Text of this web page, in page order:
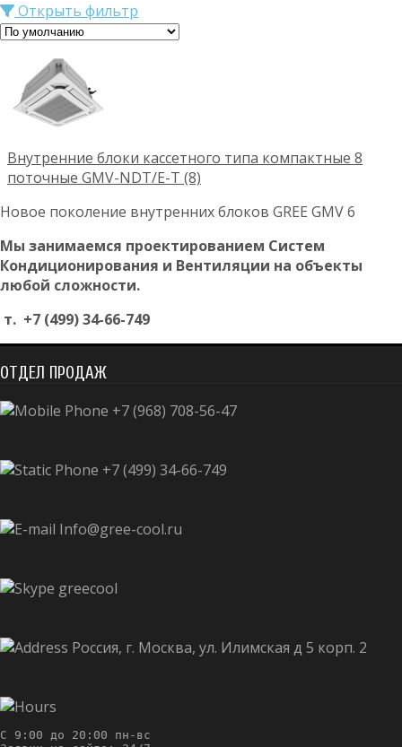
Открыть фильтр
Внутренние блоки кассетного типа компактные 8
поточные GMV-NDT/E-T (8)
Новое поколение внутренних блоков GREE GMV 6
Мы занимаемся проектированием Систем
Кондиционирования и Вентиляции на объекты
любой сложности.
т. +7 (499) 34-66-749
ОТДЕЛ ПРОДАЖ
+7 (968) 708-56-47
+7 (499) 34-66-749
Info@gree-cool.ru
greecool
Россия, г. Москва, ул. Илимская д 5 корп. 2
С 9:00 до 20:00 пн-вс